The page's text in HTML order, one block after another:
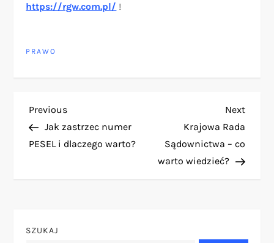
https://rgw.com.pl/ !
PRAWO
N
a
g
Previous
Post
Previous
Jak zastrzec numer
PESEL i dlaczego warto?
Next
Post
Next
Krajowa Rada
Sądownictwa – co
warto wiedzieć?
SZUKAJ